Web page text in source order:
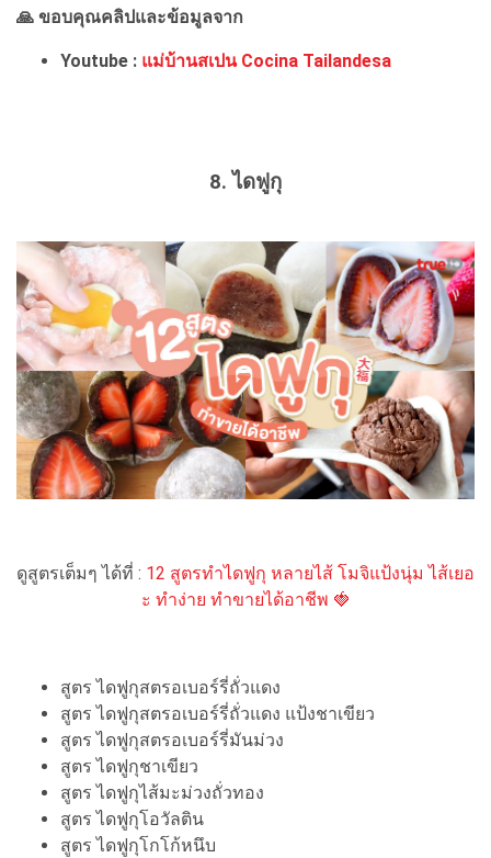
🙏 ขอบคุณคลิปและข้อมูลจาก
Youtube : แม่บ้านสเปน Cocina Tailandesa
8. ไดฟูกุ
ดูสูตรเต็มๆ ได้ที่ : 12 สูตรทำไดฟูกุ หลายไส้ โมจิแป้งนุ่ม ไส้เยอ
ะ ทำง่าย ทำขายได้อาชีพ 🍓
สูตร ไดฟูกุสตรอเบอร์รี่ถั่วแดง
สูตร ไดฟูกุสตรอเบอร์รี่ถั่วแดง แป้งชาเขียว
สูตร ไดฟูกุสตรอเบอร์รี่มันม่วง
สูตร ไดฟูกุชาเขียว
สูตร ไดฟูกุไส้มะม่วงถั่วทอง
สูตร ไดฟูกุโอวัลติน
สูตร ไดฟูกุโกโก้หนึบ